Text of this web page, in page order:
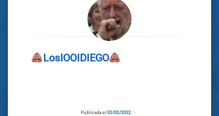
LosIOOIDIEGO
Publicada el 02/02/2022